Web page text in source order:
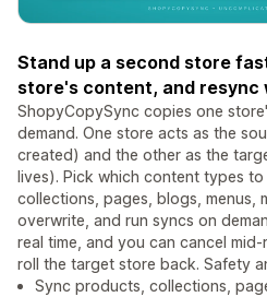
Stand up a second store
store's content, and resync
ShopyCopySync copies one
demand. One store acts as the
created) and the other as the
lives). Pick which content types
collections, pages, blogs, menus,
overwrite, and run syncs on
real time, and you can cancel
roll the target store back. Safety
Sync products, collections,